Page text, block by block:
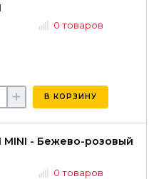
0 товаров
+ В КОРЗИНУ
MINI - Бежево-розовый
0 товаров